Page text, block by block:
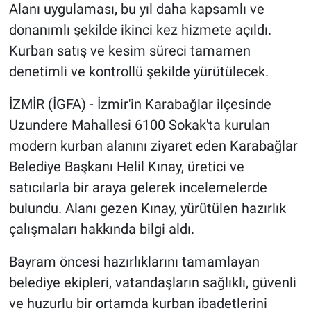
Alanı uygulaması, bu yıl daha kapsamlı ve
donanımlı şekilde ikinci kez hizmete açıldı.
Kurban satış ve kesim süreci tamamen
denetimli ve kontrollü şekilde yürütülecek.
İZMİR (İGFA) - İzmir'in Karabağlar ilçesinde
Uzundere Mahallesi 6100 Sokak'ta kurulan
modern kurban alanını ziyaret eden Karabağlar
Belediye Başkanı Helil Kınay, üretici ve
satıcılarla bir araya gelerek incelemelerde
bulundu. Alanı gezen Kınay, yürütülen hazırlık
çalışmaları hakkında bilgi aldı.
Bayram öncesi hazırlıklarını tamamlayan
belediye ekipleri, vatandaşların sağlıklı, güvenli
ve huzurlu bir ortamda kurban ibadetlerini